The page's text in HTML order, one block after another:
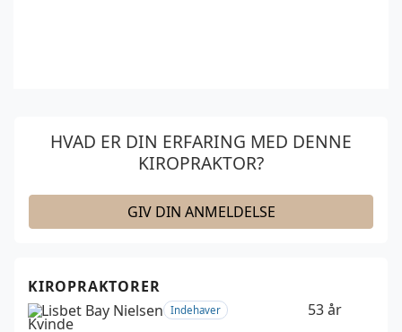
HVAD ER DIN ERFARING MED DENNE
KIROPRAKTOR?
GIV DIN ANMELDELSE
KIROPRAKTORER
Lisbet Bay Nielsen Indehaver 53 år